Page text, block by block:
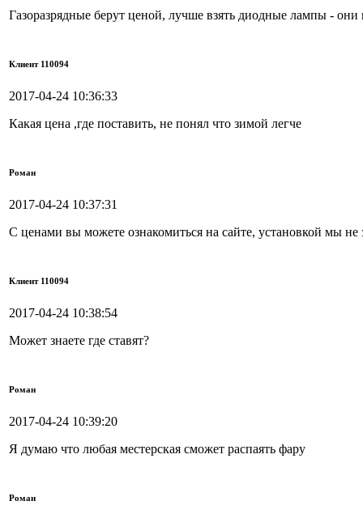
Газоразрядные берут ценой, лучше взять диодные лампы - они
Клиент 110094
2017-04-24 10:36:33
Какая цена ,где поставить, не понял что зимой легче
Роман
2017-04-24 10:37:31
С ценами вы можете ознакомиться на сайте, установкой мы не
Клиент 110094
2017-04-24 10:38:54
Может знаете где ставят?
Роман
2017-04-24 10:39:20
Я думаю что любая местерская сможет распаять фару
Роман